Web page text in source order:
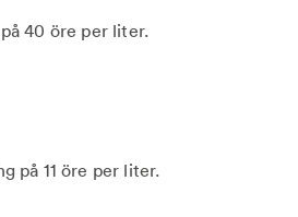
40 öre per liter.
på 11 öre per liter.